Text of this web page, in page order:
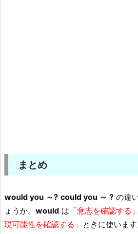
まとめ
would you ～? could you ～ ? の違
ょうか。 would は 「意志を確認する」
現可能性を確認する」 ときに使います